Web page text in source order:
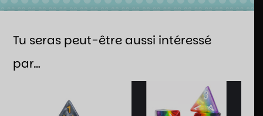
Tu seras peut-être aussi intéressé
par…